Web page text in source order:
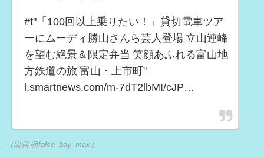
#t"「100回以上乗りたい！」貸切電車ツア
ーにムーディ勝山さんら芸人登場 立山連峰
を望む絶景＆限定弁当 笑顔あふれる富山地
方鉄道の旅 富山・上市町"
l.smartnews.com/m-7dT2lbMI/cJP…
（出典 @false_bay_max）